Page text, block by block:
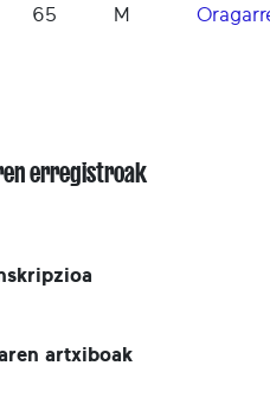
65 M
erregistroak
artxiboak